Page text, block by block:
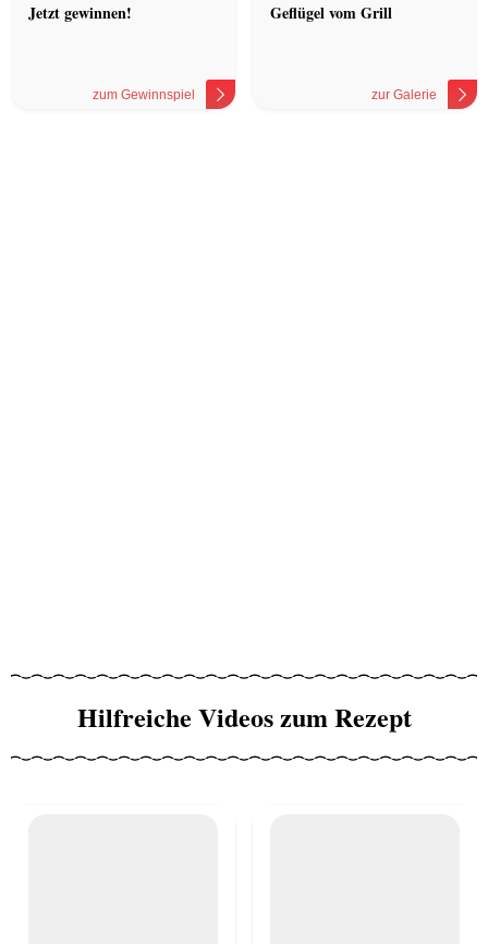
Jetzt gewinnen!
zum Gewinnspiel
Geflügel vom Grill
zur Galerie
Hilfreiche Videos zum Rezept